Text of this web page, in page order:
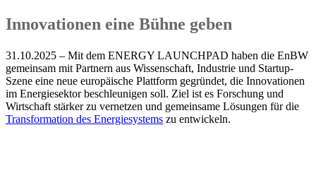
Innovationen eine Bühne geben
31.10.2025 – Mit dem ENERGY LAUNCHPAD haben die EnBW
gemeinsam mit Partnern aus Wissenschaft, Industrie und Startup-
Szene eine neue europäische Plattform gegründet, die Innovationen
im Energiesektor beschleunigen soll. Ziel ist es Forschung und
Wirtschaft stärker zu vernetzen und gemeinsame Lösungen für die
Transformation des Energiesystems zu entwickeln.